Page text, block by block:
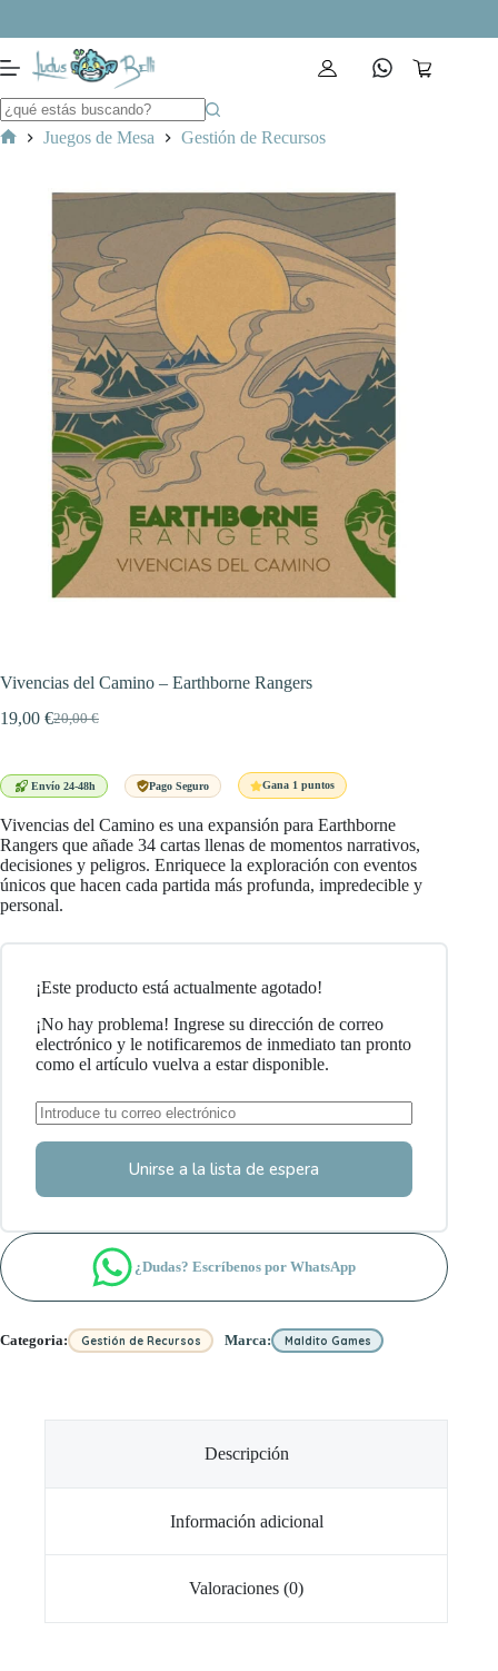
contenido
Carro
Juegos de Mesa Gestión de Recursos
Vivencias del Camino – Earthborne Rangers
20,00€
El
era:
19,00 €El
es:
Envío 24-48h Pago Seguro Gana 1 puntos
Vivencias del Camino es una expansión para Earthborne
Rangers que añade 34 cartas llenas de momentos narrativos,
decisiones y peligros. Enriquece la exploración con eventos
únicos que hacen cada partida más profunda, impredecible y
personal.
¡Este producto está actualmente agotado!
¡No hay problema! Ingrese su dirección de correo
electrónico y le notificaremos de inmediato tan pronto
como el artículo vuelva a estar disponible.
Unirse a la lista de espera
¿Dudas? Escríbenos por WhatsApp
Categoria: Gestión de Recursos Marca: Maldito Games
Descripción
Información adicional
Valoraciones (0)